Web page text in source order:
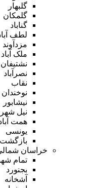
گلبهار
گلمکان
گناباد
لطف
مزدآوند
ملک آباد
نشتیفان
نصرآباد
نقاب
نوخندان
نیشابور
نیل شهر
همت
یونسی
بازگشت
خراسان
تمام
بجنورد
آشخانه